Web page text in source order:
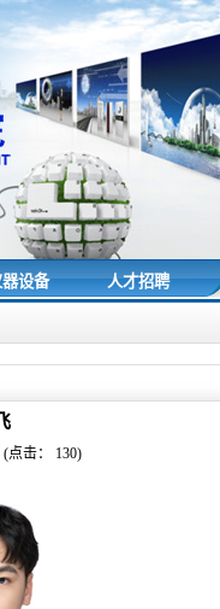
设备 人才招聘
(点击： 130)